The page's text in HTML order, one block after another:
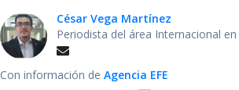
César Vega Martínez
Periodista del área Internacional
Con información de Agencia EFE